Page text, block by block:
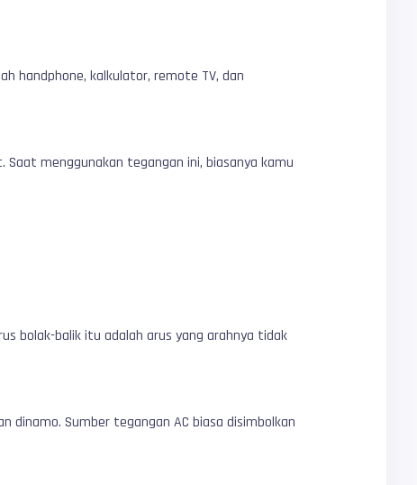
handphone, kalkulator, remote TV, dan
Saat menggunakan tegangan ini, biasanya kamu
bolak-balik itu adalah arus yang arahnya tidak
dinamo. Sumber tegangan AC biasa disimbolkan